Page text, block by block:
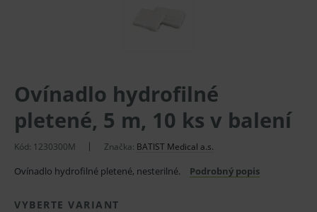
Ovínadlo hydrofilné
pletené, 5 m, 10 ks v balení
Kód: 1230300M Značka: BATIST Medical a.s.
Ovínadlo hydrofilné pletené, nesterilné. Podrobný popis
VYBERTE VARIANT